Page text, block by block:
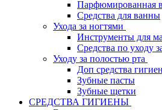
Парфюмированная
Средства для ванны
Ухода за ногтями
Инструменты для
Средства по уходу
Уходу за полостью рта
Доп средства
Зубные пасты
Зубные щетки
СРЕДСТВА ГИГИЕНЫ